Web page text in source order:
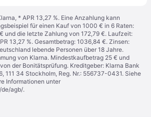
* APR 13,27 %. Eine Anzahlung kann
für einen Kauf von 1000 € in 6 Raten:
und die letzte Zahlung von 172,79 €. Laufzeit:
13,27 %. Gesamtbetrag: 1036,84 €. Zinsen:
lebende Personen über 18 Jahre.
von Klarna. Mindestkaufbetrag 25 € und
der Bonitätsprüfung. Kreditgeber: Klarna Bank
111 34 Stockholm, Reg. Nr.: 556737-0431. Siehe
Informationen unter
de/agb/.